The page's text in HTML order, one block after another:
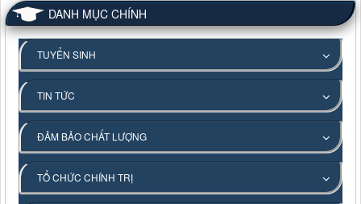
DANH MỤC CHÍNH
TUYỂN SINH
TIN TỨC
ĐẢM BẢO CHẤT LƯỢNG
TỔ CHỨC CHÍNH TRỊ